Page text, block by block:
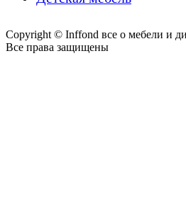
Copyright © Inffond все о мебели и
Все права защищены